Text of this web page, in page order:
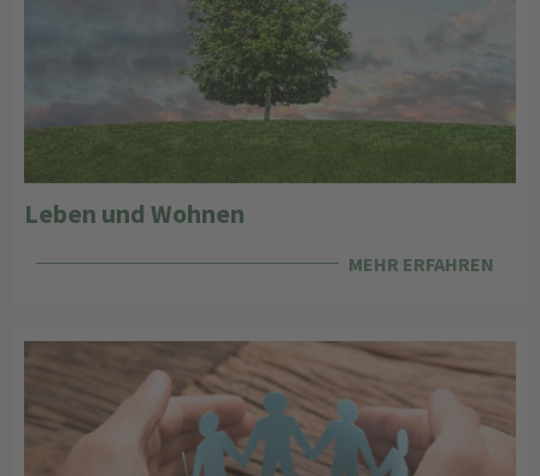
Leben und Wohnen
MEHR ERFAHREN